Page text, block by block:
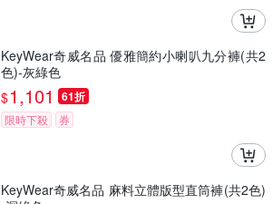
KeyWear奇威名品 優雅簡約小喇叭九分褲(共2
色)-灰綠色
$1,101 61折
限時下殺 券
KeyWear奇威名品 麻料立體版型直筒褲(共2色)